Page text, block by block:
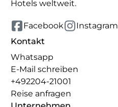
Hotels weltweit.
Facebook Instagram
Kontakt
Whatsapp
E-Mail schreiben
+492204-21001
Reise anfragen